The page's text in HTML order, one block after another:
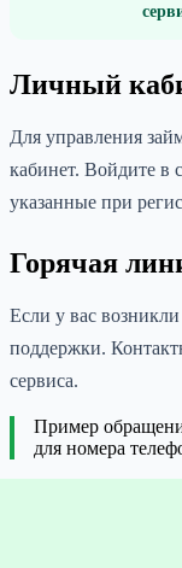
Личный
Для управления
кабинет. Войдите в
указанные при
Горячая
Если у вас
поддержки.
сервиса.
Пример
для номера